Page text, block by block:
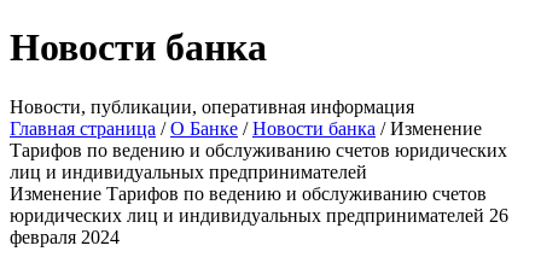
Новости банка
Новости, публикации, оперативная информация
Главная страница /О Банке /Новости банка /Изменение
Тарифов по ведению и обслуживанию счетов юридических
лиц и индивидуальных предпринимателей
Изменение Тарифов по ведению и обслуживанию счетов
юридических лиц и индивидуальных предпринимателей 26
февраля 2024